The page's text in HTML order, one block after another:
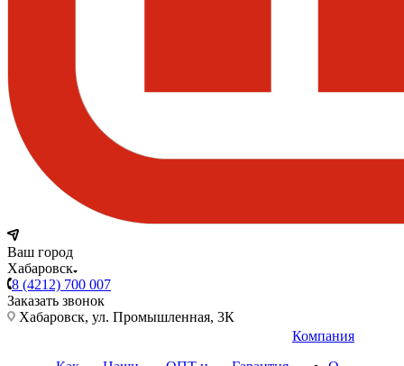
Ваш город
Хабаровск
8 (4212) 700 007
Заказать звонок
Хабаровск, ул. Промышленная, 3К
Компания